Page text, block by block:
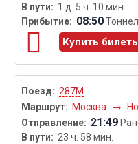
1 д. 5 ч. 10 мин.
08:50
Купить
287М
Москва
→
21:49
23 ч. 58 мин.